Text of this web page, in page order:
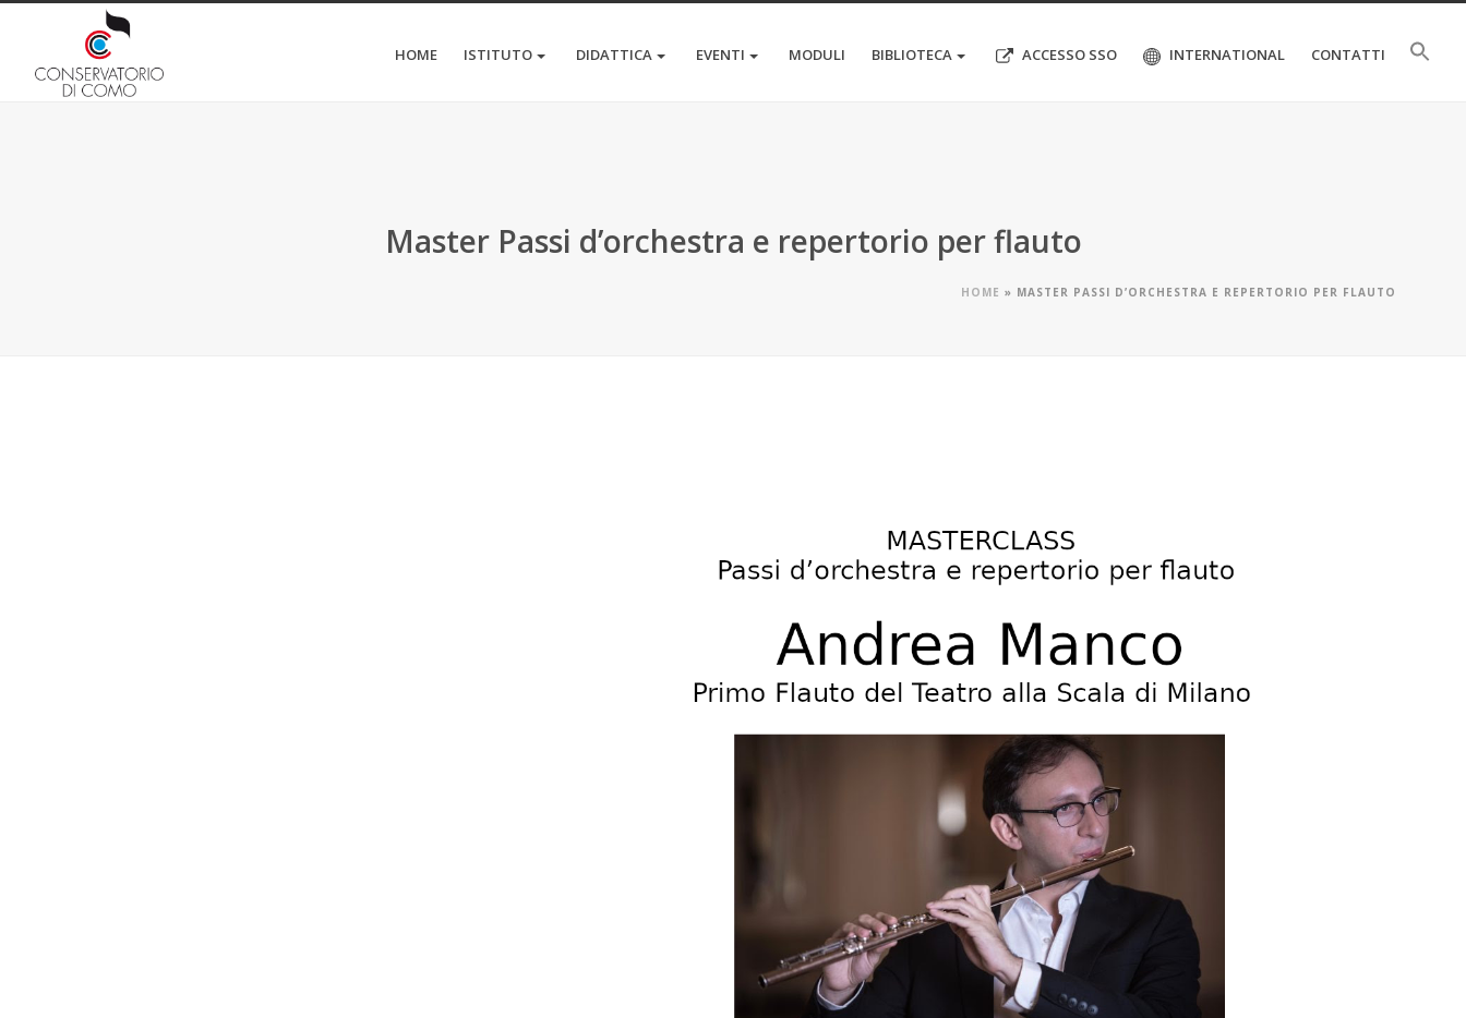
HOME ISTITUTO DIDATTICA EVENTI MODULI BIBLIOTECA ACCESSO SSO INTERNATIONAL CONTATTI
Master Passi d’orchestra e repertorio per flauto
HOME » MASTER PASSI D’ORCHESTRA E REPERTORIO PER FLAUTO